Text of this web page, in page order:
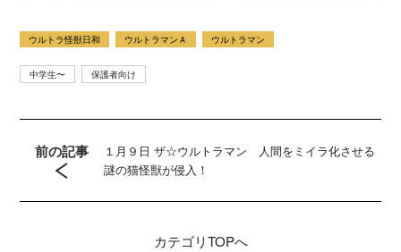
ウルトラ怪獣日和 ウルトラマンＡ ウルトラマン
中学生〜 保護者向け
前の記事
１月９日 ザ☆ウルトラマン 人間をミイラ化させる
謎の猫怪獣が侵入！
カテゴリTOPへ